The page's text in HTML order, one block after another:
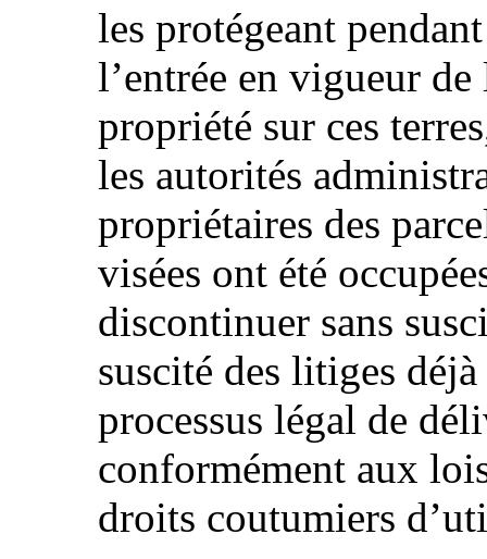
les protégeant
l’entrée en vigueur
propriété sur ces
les autorités
propriétaires des
visées ont été
discontinuer sans
suscité des litiges
processus légal de
conformément aux
droits coutumiers